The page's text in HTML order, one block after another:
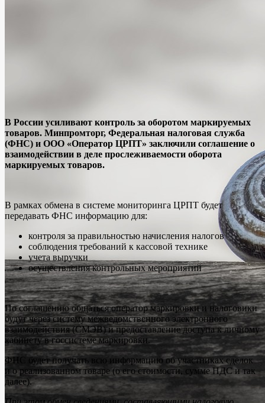
В России усиливают контроль за оборотом маркируемых
товаров. Минпромторг, Федеральная налоговая служба
(ФНС) и ООО «Оператор ЦРПТ» заключили соглашение о
взаимодействии в деле прослеживаемости оборота
маркируемых товаров.
В рамках обмена в системе мониторинга ЦРПТ будет
передавать ФНС информацию для:
контроля за правильностью начисления налогов
соблюдения требований к кассовой технике
учета выручки
осуществления контрольных мероприятий
По соглашению общаться оператор маркировки и налоговики
будут через систему межведомственного электронного
взаимодействия (СМЭВ) и предоставление доступа к личному
кабинету в госсистеме маркировки.
ФНС будет получать всю информацию об участниках сделок
и о реализованном товаре (о его стоимости, сумме НДС и так
далее).